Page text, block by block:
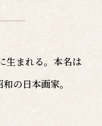
生まれる。本名は
の日本画家。